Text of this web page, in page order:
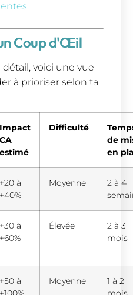
Coup d'Œil
voici une vue
à prioriser selon ta
Impact
CA
estimé
Difficulté
de
en
+20 à
+40%
Moyenne
2 à 4
+30 à
+60%
Élevée
2 à 3
mois
+50 à
Moyenne
1 à 2